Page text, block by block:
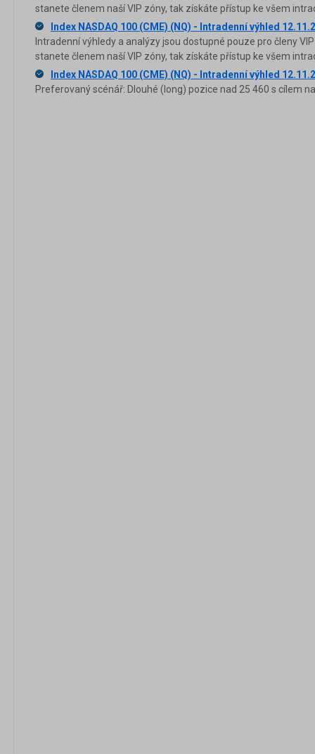
stanete členem naší VIP zóny, tak získáte přístup ke všem
Index NASDAQ 100 (CME) (NQ) - Intradenní výhled
Intradenní výhledy a analýzy jsou dostupné pouze pro členy
stanete členem naší VIP zóny, tak získáte přístup ke všem
Index NASDAQ 100 (CME) (NQ) - Intradenní výhled
Preferovaný scénář: Dlouhé (long) pozice nad 25 460 s cílem